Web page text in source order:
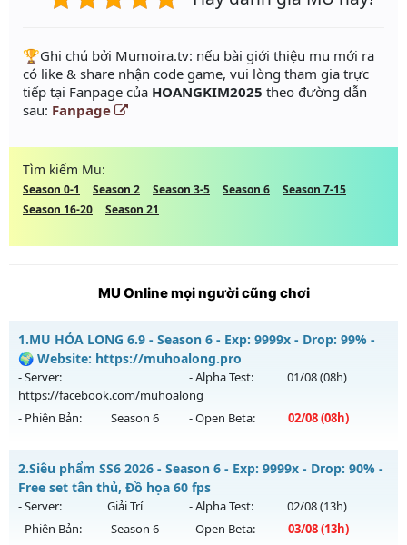
️🏆Ghi chú bởi Mumoira.tv: nếu bài giới thiệu mu mới ra
có like & share nhận code game, vui lòng tham gia trực
tiếp tại Fanpage của HOANGKIM2025 theo đường dẫn
sau: Fanpage
Tìm kiếm Mu:
Season 0-1 Season 2 Season 3-5 Season 6
Season 7-15
Season 16-20
Season 21
MU Online mọi người cũng chơi
1.MU HỎA LONG 6.9 - Season 6 - Exp: 9999x - Drop: 99% -
🌍 Website: https://muhoalong.pro
- Server:
https://facebook.com/muhoalong
- Alpha Test: 01/08(08h)
- Phiên Bản: Season 6 - Open Beta: 02/08(08h)
MU HỎA LONG 6.9 - 🌍 Website: https://muhoalong.pro
Mu mới ra tháng 08 2026 - Mở máy chủ
https://facebook.com/muhoalongvào 08h ngày
02/08/2626
2.Siêu phẩm SS6 2026 - Season 6 - Exp: 9999x - Drop: 90% -
Free set tân thủ, Đồ họa 60 fps
- Server: Giải Trí - Alpha Test: 02/08(13h)
- Phiên Bản:
Season 6 - Open Beta: 03/08(13h)